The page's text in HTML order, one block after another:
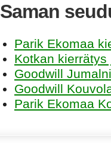
Saman
Parik Ekomaa
Kotkan kierrätys
Goodwill
Goodwill
Parik Ekomaa